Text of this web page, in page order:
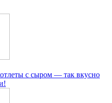
с сыром — так вкусно